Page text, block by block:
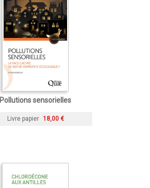
Pollutions sensorielles
Livre papier 18,00 €